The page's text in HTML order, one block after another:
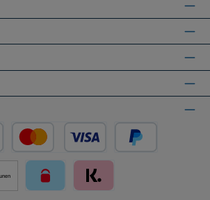
Kredit- oder Debitkarte über PayPal